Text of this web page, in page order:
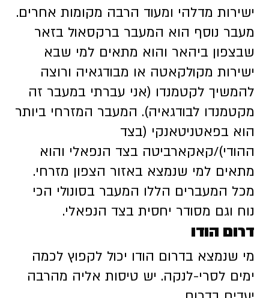
ישירות מדלהי ומעוד הרבה מקומות אחרים.
מעבר נוסף הוא המעבר ברקסאול בזאר
שבצפון ביהאר והוא מתאים למי שבא
ישירות מקולקאטה או מבודגאיה ורוצה
להמשיך לקטמנדו (אני עברתי במעבר זה
מקטמנדו לבודגאיה). המעבר המזרחי ביותר
הוא בפאטניטאנקי (בצד
ההודי)/קאקארביטה בצד הנפאלי והוא
מתאים למי שנמצא באזור הצפון מזרחי.
מכל המעברים הללו המעבר בסונולי הכי
נוח וגם מסודר יחסית בצד הנפאלי.
דרום הודו
מי שנמצא בדרום הודו יכול לקפוץ לכמה
ימים לסרי-לנקה. יש טיסות אליה מהרבה